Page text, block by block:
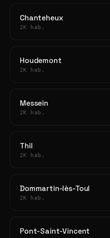
Chanteheux
2K hab.
Houdemont
2K hab.
Messein
2K hab.
Thil
2K hab.
Dommartin-lès-Toul
2K hab.
Pont-Saint-Vincent